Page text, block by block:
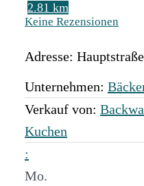
2.81 km
Keine Rezensionen
Adresse:
Unternehmen:
Verkauf von:
Kuchen
:
Mo.